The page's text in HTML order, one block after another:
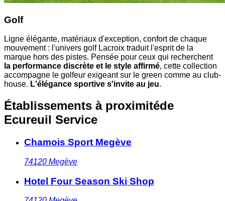
Golf
Ligne élégante, matériaux d'exception, confort de chaque
mouvement : l'univers golf Lacroix traduit l'esprit de la
marque hors des pistes. Pensée pour ceux qui recherchent
la performance discrète et le style affirmé, cette collection
accompagne le golfeur exigeant sur le green comme au club-
house. L'élégance sportive s'invite au jeu.
Établissements à proximitéde
Ecureuil Service
Chamois Sport Megève
74120 Megève
Hotel Four Season Ski Shop